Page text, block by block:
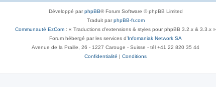
Développé parphpBB® Forum Software © phpBB Limited
Traduit parphpBB-fr.com
Communauté EzCom : « Traductions d'extensions & styles pour phpBB 3.2.x & 3.3.x »
Forum hébergé par les services d’Infomaniak Network SA
Avenue de la Praille, 26 - 1227 Carouge - Suisse - tél +41 22 820 35 44
Confidentialité | Conditions